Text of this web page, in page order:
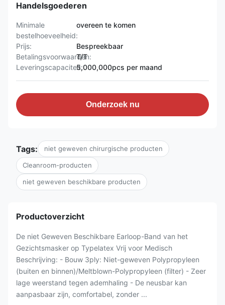
Handelsgoederen
Minimale
bestelhoeveelheid:
overeen te komen
Prijs:
Bespreekbaar
Betalingsvoorwaarden:
T/T
Leveringscapaciteit:5,000,000pcs per maand
Onderzoek nu
Tags: niet geweven chirurgische producten
Cleanroom-producten
niet geweven beschikbare producten
Productoverzicht
De niet Geweven Beschikbare Earloop-Band van het
Gezichtsmasker op Typelatex Vrij voor Medisch
Beschrijving: - Bouw 3ply: Niet-geweven Polypropyleen
(buiten en binnen)/Meltblown-Polypropyleen (filter) - Zeer
lage weerstand tegen ademhaling - De neusbar kan
aanpasbaar zijn, comfortabel, zonder ...